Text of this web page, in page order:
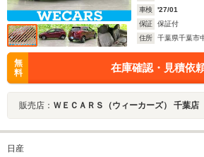
車検
'27/01
保証
保証付
住所
千葉県千葉市
無
料
在庫確認・見積依
販売店： ＷＥＣＡＲＳ（ウィーカーズ） 千葉店
日産